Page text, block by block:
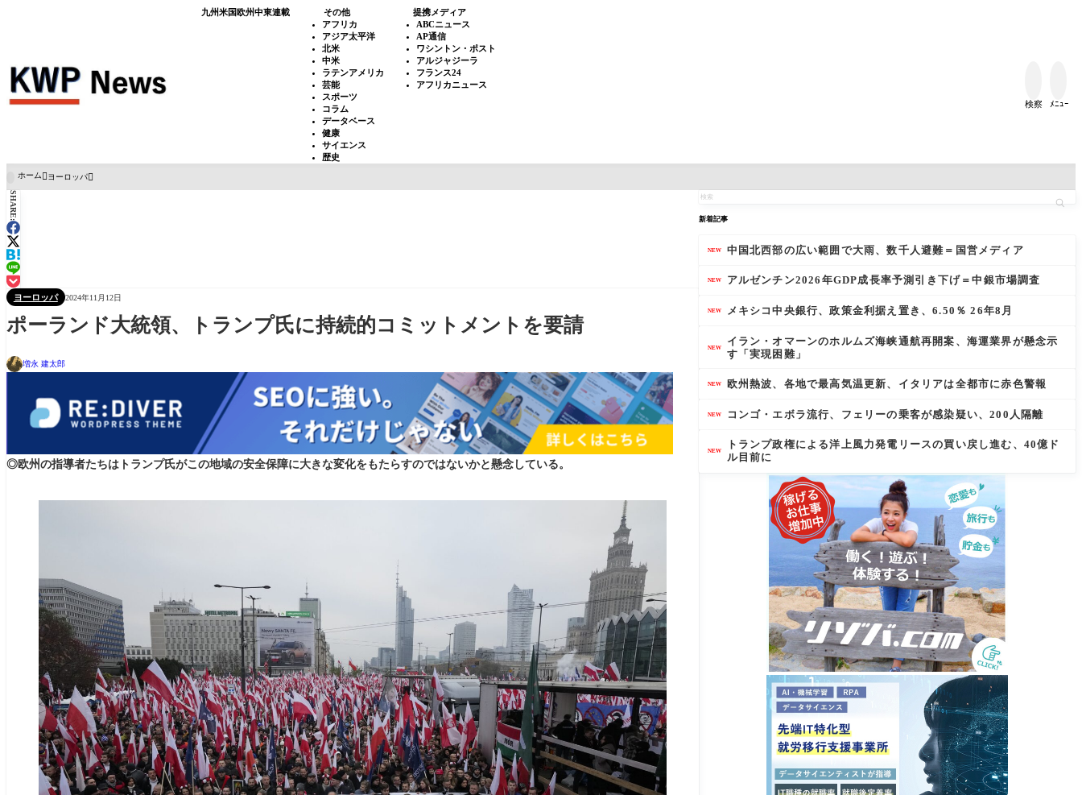
九州米国欧州中東連載
その他
アフリカ
アジア太平洋
北米
中米
ラテンアメリカ
芸能
スポーツ
コラム
データベース
健康
サイエンス
歴史
提携メディア
ABCニュース
AP通信
ワシントン・ポスト
アルジャジーラ
フランス24
アフリカニュース
検察 ﾒﾆｭｰ
ホーム ヨーロッパ
SHARE:
ヨーロッパ 2024年11月12日
ポーランド大統領、トランプ氏に持続的コミットメントを要請
増永 建太郎
◎欧州の指導者たちはトランプ氏がこの地域の安全保障に大きな変化をもたらすのではないかと懸念している。
新着記事
NEW 中国北西部の広い範囲で大雨、数千人避難＝国営メディア
NEW アルゼンチン2026年GDP成長率予測引き下げ＝中銀市場調査
NEW メキシコ中央銀行、政策金利据え置き、6.50％ 26年8月
NEW
イラン・オマーンのホルムズ海峡通航再開案、海運業界が懸念示
す「実現困難」
NEW 欧州熱波、各地で最高気温更新、イタリアは全都市に赤色警報
NEW コンゴ・エボラ流行、フェリーの乗客が感染疑い、200人隔離
NEW
トランプ政権による洋上風力発電リースの買い戻し進む、40億ド
ル目前に